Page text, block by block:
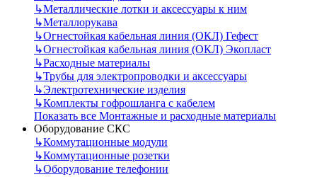
↳Металлические лотки и аксессуары к ним
↳Металлорукава
↳Огнестойкая кабельная линия (ОКЛ) Гефест
↳Огнестойкая кабельная линия (ОКЛ) Экопласт
↳Расходные материалы
↳Трубы для электропроводки и аксессуары
↳Электротехнические изделия
↳Комплекты гофрошланга с кабелем
Показать все Монтажные и расходные материалы
Оборудование СКС
↳Коммутационные модули
↳Коммутационные розетки
↳Оборудование телефонии